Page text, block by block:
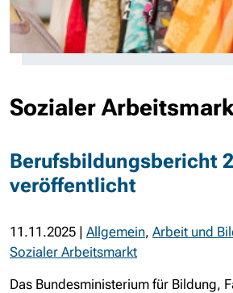
Sozialer
Berufsbildungsbericht
veröffentlicht
11.11.2025 | Allgemein, Arbeit und
Sozialer Arbeitsmarkt
Das Bundesministerium für Bildung,